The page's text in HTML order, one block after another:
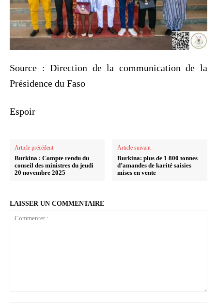
Source : Direction de la communication de la
Présidence du Faso
Espoir
Article précédent
Burkina : Compte rendu du
conseil des ministres du jeudi
20 novembre 2025
Article suivant
Burkina: plus de 1 800 tonnes
d’amandes de karité saisies
mises en vente
LAISSER UN COMMENTAIRE